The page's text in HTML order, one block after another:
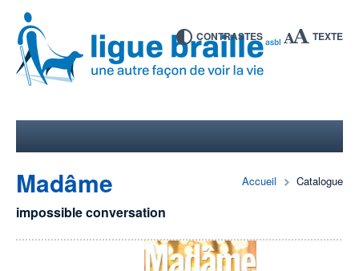
CONTRASTES TEXTE
Accueil Catalogue
Madâme
impossible conversation